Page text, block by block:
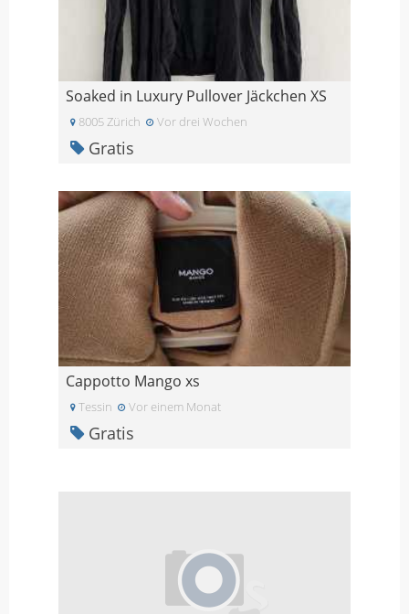
Soaked in Luxury Pullover Jäckchen XS
8005 Zürich Vor drei Wochen
Gratis
Cappotto Mango xs
Tessin Vor einem Monat
Gratis